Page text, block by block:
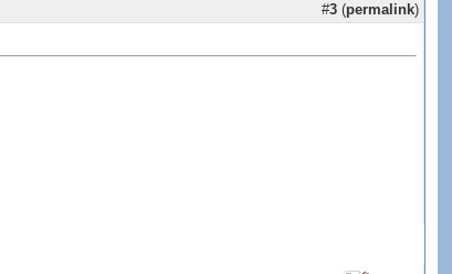
#3 (permalink)